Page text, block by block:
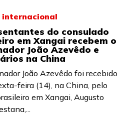
internacional
do consulado
em Xangai recebem o
João Azevêdo e
na China
João Azevêdo foi recebido
feira (14), na China, pelo
em Xangai, Augusto